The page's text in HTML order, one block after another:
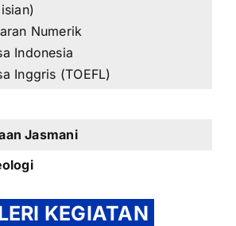
Numerik
Indonesia
Inggris (TOEFL)
Jasmani
KEGIATAN